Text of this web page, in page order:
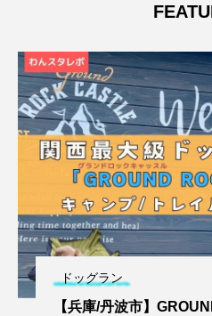
ドッグラン
【兵庫/丹波市】